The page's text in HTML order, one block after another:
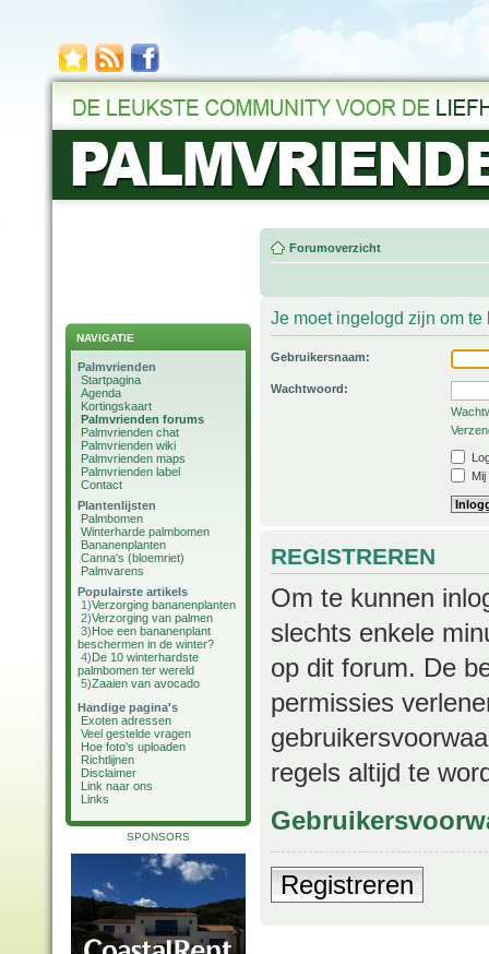
NAVIGATIE
Palmvrienden
Startpagina
Agenda
Kortingskaart
Palmvrienden forums
Palmvrienden chat
Palmvrienden wiki
Palmvrienden maps
Palmvrienden label
Contact
Plantenlijsten
Palmbomen
Winterharde palmbomen
Bananenplanten
Canna's (bloemriet)
Palmvarens
Populairste artikels
1)Verzorging bananenplanten
2)Verzorging van palmen
3)Hoe een bananenplant
beschermen in de winter?
4)De 10 winterhardste
palmbomen ter wereld
5)Zaaien van avocado
Handige pagina's
Exoten adressen
Veel gestelde vragen
Hoe foto's uploaden
Richtlijnen
Disclaimer
Link naar ons
Links
SPONSORS
Forumoverzicht
Je moet ingelogd zijn om
Gebruikersnaam:
Wachtwoord:
REGISTREREN
Om te kunnen
slechts enkele
op dit forum. De
permissies
regels altijd te
Registreren